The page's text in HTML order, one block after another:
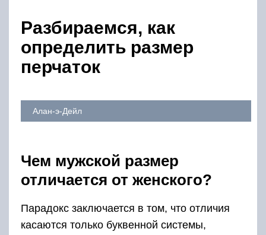
Разбираемся, как
определить размер
перчаток
Алан-э-Дейл
Чем мужской размер
отличается от женского?
Парадокс заключается в том, что отличия
касаются только буквенной системы,